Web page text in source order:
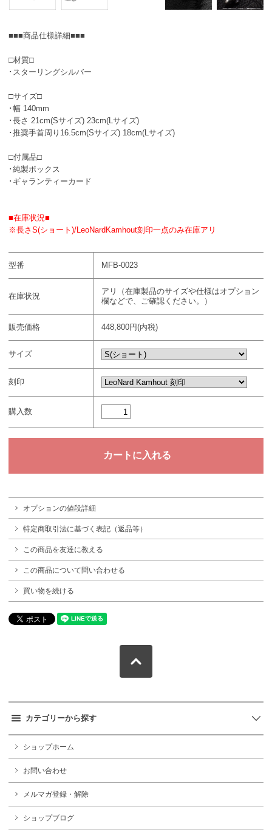
■■■商品仕様詳細■■■
□材質□
･スターリングシルバー
□サイズ□
･幅 140mm
･長さ 21cm(Sサイズ) 23cm(Lサイズ)
･推奨手首周り16.5cm(Sサイズ) 18cm(Lサイズ)
□付属品□
･純製ボックス
･ギャランティーカード
■在庫状況■
※長さS(ショート)/LeoNardKamhout刻印一点のみ在庫アリ
型番 MFB-0023
在庫状況
アリ（在庫製品のサイズや仕様はオプション
欄などで、ご確認ください。）
販売価格 448,800円(内税)
サイズ
刻印
購入数
オプションの値段詳細
特定商取引法に基づく表記（返品等）
この商品を友達に教える
この商品について問い合わせる
買い物を続ける
カテゴリーから探す
ショップホーム
お問い合わせ
メルマガ登録・解除
ショップブログ